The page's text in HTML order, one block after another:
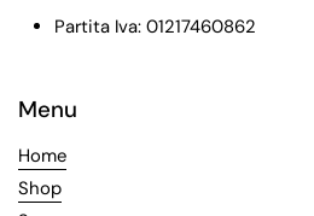
Partita Iva: 01217460862
Menu
Home
Shop